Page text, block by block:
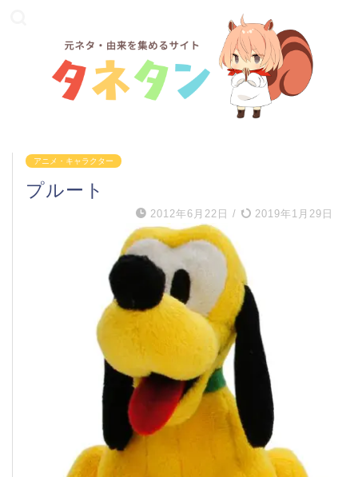
アニメ・キャラクター
プルート
2012年6月22日 / 2019年1月29日